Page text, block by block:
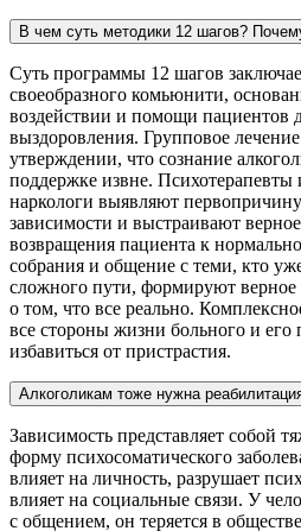
В чем суть методики 12 шагов?
Суть программы 12 шагов
своеобразного комьюнити,
воздействии и помощи пациентов
выздоровления. Групповое лечение
утверждении, что сознание
поддержке извне.
наркологи выявляют
зависимости и выстраивают
возвращения пациента к
собрания и общение с теми, кто
сложного пути, формируют верное
о том, что все реально.
все стороны жизни больного и его
избавиться от пристрастия.
Алкоголикам тоже нужна
Зависимость представляет собой
форму психосоматического
влияет на личность, разрушает
влияет на социальные связи. У
с общением, он теряется в